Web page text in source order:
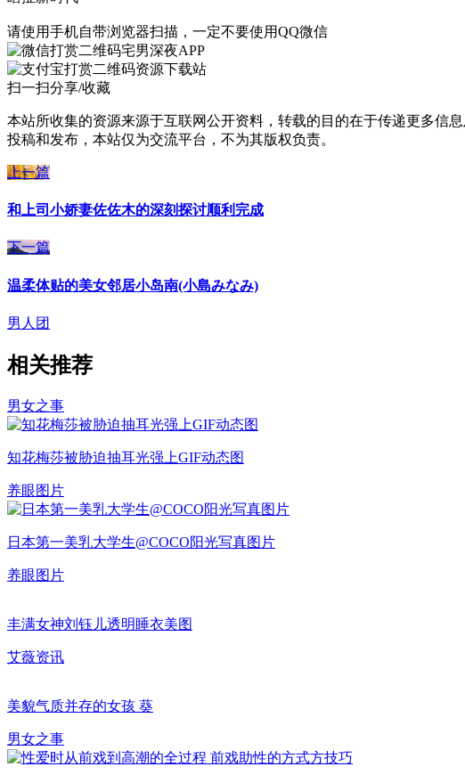
请使用手机自带浏览器扫描，一定不要使用QQ微信
宅男深夜APP
资源下载站
扫一扫分享/收藏
本站所收集的资源来源于互联网公开资料，转载的目的在于传递更多信
投稿和发布，本站仅为交流平台，不为其版权负责。
上一篇
和上司小娇妻佐佐木的深刻探讨顺利完成
下一篇
温柔体贴的美女邻居小岛南(小島みなみ)
男人团
相关推荐
男女之事
知花梅莎被胁迫抽耳光强上GIF动态图
养眼图片
日本第一美乳大学生@COCO阳光写真图片
养眼图片
丰满女神刘钰儿透明睡衣美图
艾薇资讯
美貌气质并存的女孩 葵
男女之事